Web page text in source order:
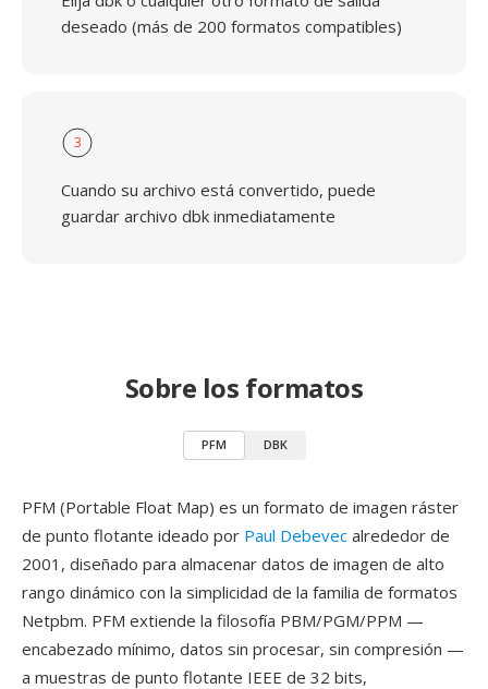
deseado (más de 200 formatos compatibles)
3
Cuando su archivo está convertido, puede
guardar archivo dbk inmediatamente
Sobre los formatos
PFM DBK
PFM (Portable Float Map) es un formato de imagen ráster
de punto flotante ideado por Paul Debevec alrededor de
2001, diseñado para almacenar datos de imagen de alto
rango dinámico con la simplicidad de la familia de formatos
Netpbm. PFM extiende la filosofía PBM/PGM/PPM —
encabezado mínimo, datos sin procesar, sin compresión —
a muestras de punto flotante IEEE de 32 bits,